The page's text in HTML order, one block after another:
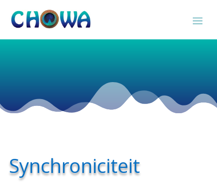
Synchroniciteit